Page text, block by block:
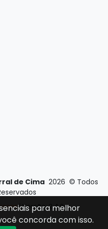
de Cima 2026 © Todos
| Versão: 2.4.0
para melhor
concorda com isso.